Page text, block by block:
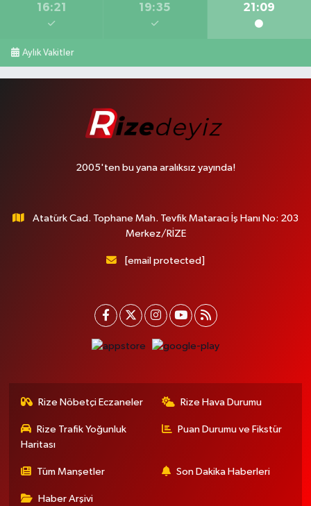
16:21 19:35 21:09
Aylık Vakitler
2005'ten bu yana aralıksız yayında!
Atatürk Cad. Tophane Mah. Tevfik Mataracı İş Hanı No: 203
Merkez/RİZE
[email protected]
Rize Nöbetçi Eczaneler Rize Hava Durumu
Rize Trafik Yoğunluk
Haritası
Puan Durumu ve Fikstür
Tüm Manşetler Son Dakika Haberleri
Haber Arşivi